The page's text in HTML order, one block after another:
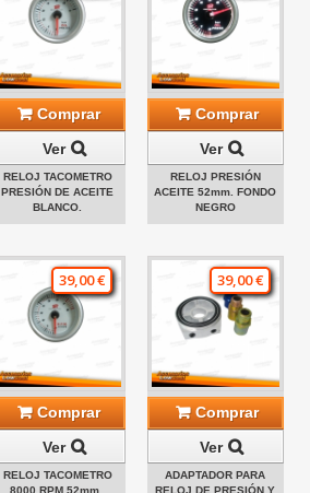
Comprar
Ver
RELOJ TACOMETRO
PRESIÓN DE ACEITE
BLANCO.
Comprar
Ver
RELOJ PRESIÓN
ACEITE 52mm. FONDO
NEGRO
39,00 €
Comprar
Ver
RELOJ TACOMETRO
8000 RPM 52mm .
39,00 €
Comprar
Ver
ADAPTADOR PARA
RELOJ DE PRESIÓN Y